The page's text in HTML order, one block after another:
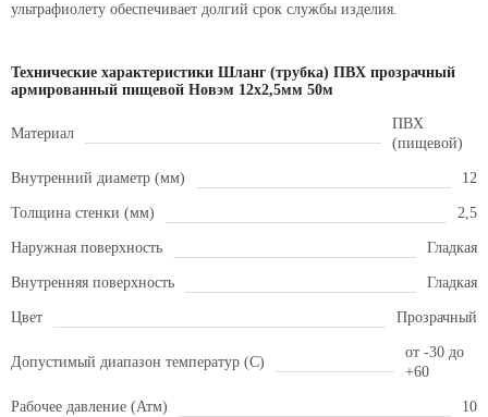
ультрафиолету обеспечивает долгий срок службы изделия.
Технические характеристики Шланг (трубка) ПВХ прозрачный
армированный пищевой Новэм 12х2,5мм 50м
Материал
ПВХ
(пищевой)
Внутренний диаметр (мм) 12
Толщина стенки (мм) 2,5
Наружная поверхность Гладкая
Внутренняя поверхность Гладкая
Цвет Прозрачный
Допустимый диапазон температур (С)
от -30 до
+60
Рабочее давление (Атм) 10